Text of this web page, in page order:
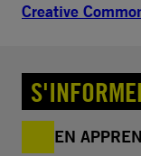
Creative
EN